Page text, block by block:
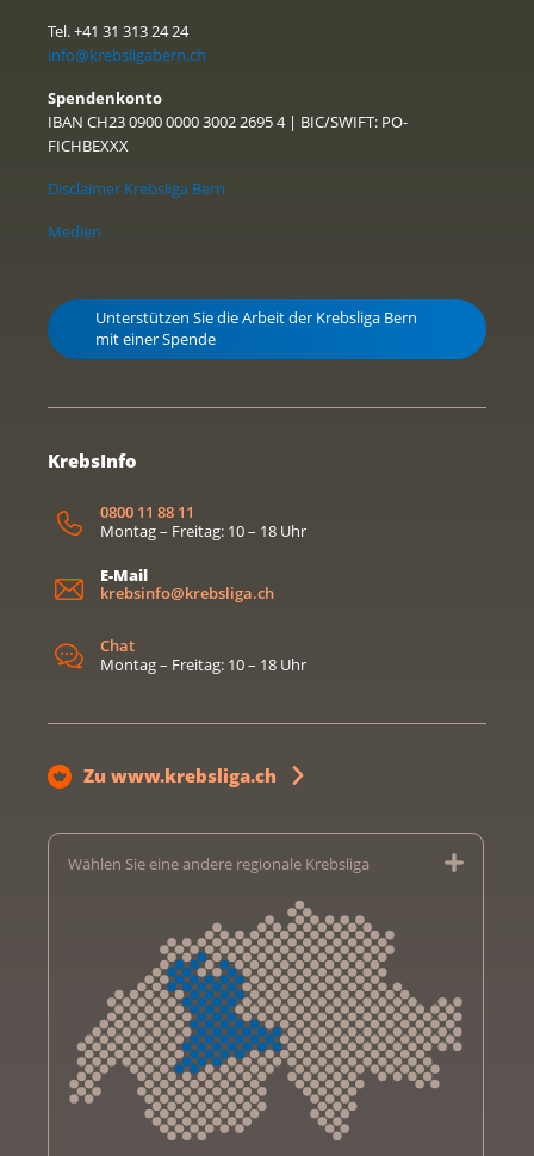
Tel. +41 31 313 24 24
info@krebsligabern.ch
Spendenkonto
IBAN CH23 0900 0000 3002 2695 4 | BIC/SWIFT: PO-
FICHBEXXX
Disclaimer Krebsliga Bern
Medien
Unterstützen Sie die Arbeit der Krebsliga Bern
mit einer Spende
KrebsInfo
0800 11 88 11
Montag – Freitag: 10 – 18 Uhr
E-Mail
krebsinfo@krebsliga.ch
Chat
Montag – Freitag: 10 – 18 Uhr
Zu www.krebsliga.ch
Wählen Sie eine andere regionale Krebsliga